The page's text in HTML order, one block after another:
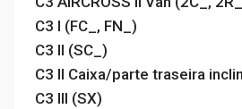
C3 I (FC_, FN_)
C3 II (SC_)
C3 II Caixa/parte traseira
C3 III (SX)